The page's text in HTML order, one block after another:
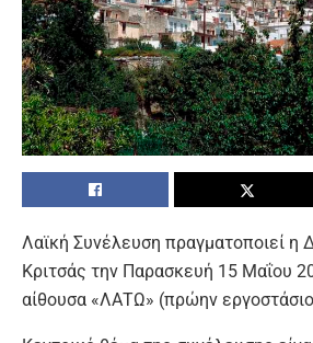
Λαϊκή Συνέλευση πραγματοποιεί η
Κριτσάς την Παρασκευή 15 Μαΐου
αίθουσα «ΛΑΤΩ» (πρώην